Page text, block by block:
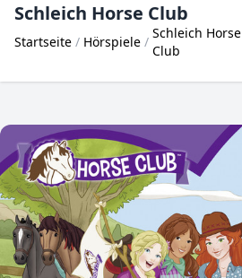
Schleich Horse Club
Startseite Hörspiele
Schleich Horse
Club